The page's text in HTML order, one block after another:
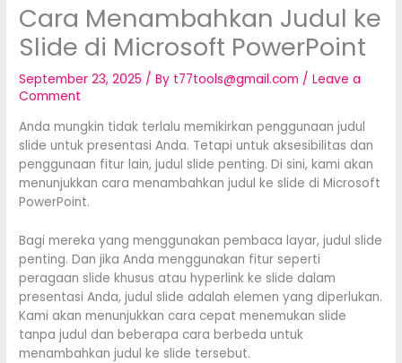
Cara Menambahkan Judul ke
Slide di Microsoft PowerPoint
September 23, 2025 / By t77tools@gmail.com /Leave a
Comment
Anda mungkin tidak terlalu memikirkan penggunaan judul
slide untuk presentasi Anda. Tetapi untuk aksesibilitas dan
penggunaan fitur lain, judul slide penting. Di sini, kami akan
menunjukkan cara menambahkan judul ke slide di Microsoft
PowerPoint.
Bagi mereka yang menggunakan pembaca layar, judul slide
penting. Dan jika Anda menggunakan fitur seperti
peragaan slide khusus atau hyperlink ke slide dalam
presentasi Anda, judul slide adalah elemen yang diperlukan.
Kami akan menunjukkan cara cepat menemukan slide
tanpa judul dan beberapa cara berbeda untuk
menambahkan judul ke slide tersebut.